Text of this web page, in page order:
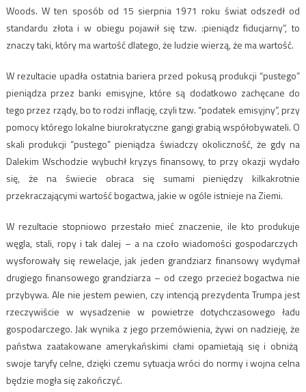
Woods. W ten sposób od 15 sierpnia 1971 roku świat odszedł od
standardu złota i w obiegu pojawił się tzw. :pieniądz fiducjarny”, to
znaczy taki, który ma wartość dlatego, że ludzie wierzą, że ma wartość.
W rezultacie upadła ostatnia bariera przed pokusą produkcji “pustego”
pieniądza przez banki emisyjne, które są dodatkowo zachęcane do
tego przez rządy, bo to rodzi inflację, czyli tzw. “podatek emisyjny”, przy
pomocy którego lokalne biurokratyczne gangi grabią współobywateli. O
skali produkcji “pustego” pieniądza świadczy okoliczność, że gdy na
Dalekim Wschodzie wybuchł kryzys finansowy, to przy okazji wydało
się, że na świecie obraca się sumami pieniędzy kilkakrotnie
przekraczającymi wartość bogactwa, jakie w ogóle istnieje na Ziemi.
W rezultacie stopniowo przestało mieć znaczenie, ile kto produkuje
węgla, stali, ropy i tak dalej – a na czoło wiadomości gospodarczych
wysforowały się rewelacje, jak jeden grandziarz finansowy wydymał
drugiego finansowego grandziarza – od czego przecież bogactwa nie
przybywa. Ale nie jestem pewien, czy intencją prezydenta Trumpa jest
rzeczywiście w wysadzenie w powietrze dotychczasowego ładu
gospodarczego. Jak wynika z jego przemówienia, żywi on nadzieję, że
państwa zaatakowane amerykańskimi cłami opamietają się i obniżą
swoje taryfy celne, dzięki czemu sytuacja wróci do normy i wojna celna
będzie mogła się zakończyć.